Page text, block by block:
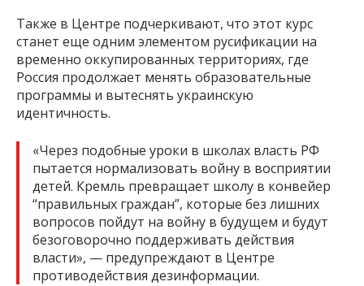
Также в Центре подчеркивают, что этот курс
станет еще одним элементом русификации на
временно оккупированных территориях, где
Россия продолжает менять образовательные
программы и вытеснять украинскую
идентичность.
«Через подобные уроки в школах власть РФ
пытается нормализовать войну в восприятии
детей. Кремль превращает школу в конвейер
“правильных граждан”, которые без лишних
вопросов пойдут на войну в будущем и будут
безоговорочно поддерживать действия
власти», — предупреждают в Центре
противодействия дезинформации.